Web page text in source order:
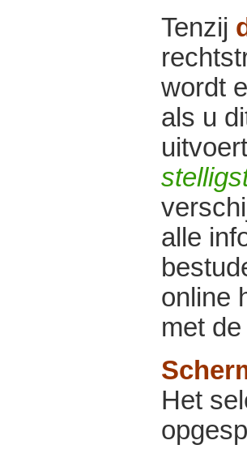
Tenzij
wordt
als u
alle
online
met de
Het